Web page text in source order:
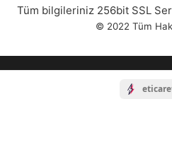
Tüm bilgileriniz 256bit SSL
© 2022 Tüm